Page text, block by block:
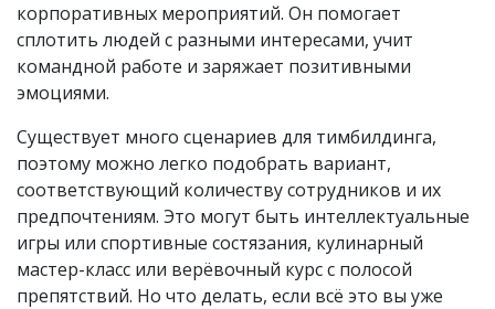
корпоративных мероприятий. Он помогает
сплотить людей с разными интересами, учит
командной работе и заряжает позитивными
эмоциями.
Существует много сценариев для тимбилдинга,
поэтому можно легко подобрать вариант,
соответствующий количеству сотрудников и их
предпочтениям. Это могут быть интеллектуальные
игры или спортивные состязания, кулинарный
мастер-класс или верёвочный курс с полосой
препятствий. Но что делать, если всё это вы уже